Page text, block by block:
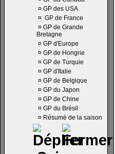
¤ GP des USA
¤ GP de France
¤ GP de Grande
Bretagne
¤ GP d'Europe
¤ GP de Hongrie
¤ GP de Turquie
¤ GP d'Italie
¤ GP de Belgique
¤ GP du Japon
¤ GP de Chine
¤ GP du Brésil
¤ Résumé de la saison